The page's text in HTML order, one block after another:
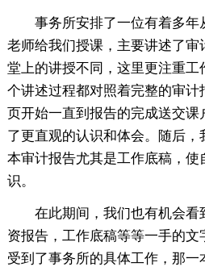
事务所安排了一位有着多年
老师给我们授课，主要讲述了
堂上的讲授不同，这里更注重
个讲述过程都对照着完整的审计
页开始一直到报告的完成送交
了更直观的认识和体会。随后
本审计报告尤其是工作底稿，使
识。
在此期间，我们也有机会看
资报告，工作底稿等等一手的
受到了事务所的具体工作，那